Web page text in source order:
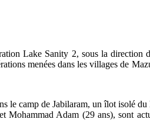
Lake Sanity 2, sous la direction
menées dans les villages de
le camp de Jabilaram, un îlot isolé
Adam (29 ans), sont